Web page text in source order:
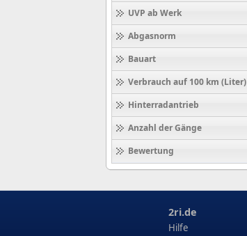
UVP ab Werk
Abgasnorm
Bauart
Verbrauch auf 100 km (Liter)
Hinterradantrieb
Anzahl der Gänge
Bewertung
2ri.de
Hilfe